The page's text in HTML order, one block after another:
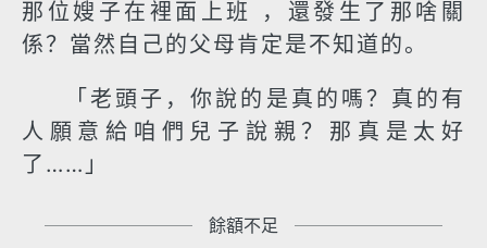
那位嫂子在裡面上班 ，還發生了那啥關
係？當然自己的父母肯定是不知道的。
「老頭子，你說的是真的嗎？真的有
人願意給咱們兒子說親？那真是太好
了……」
餘額不足